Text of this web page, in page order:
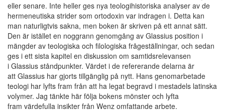
eller senare. Inte heller ges nya teologihistoriska analyser av de
hermeneutiska strider som ortodoxin var indragen i. Detta kan
man naturligtvis sakna, men boken är skriven på ett annat sätt.
Den är istället en noggrann genomgång av Glassius position i
mängder av teologiska och filologiska frågeställningar, och sedan
ges i ett sista kapitel en diskussion om samtidsrelevansen
i Glassius ståndpunkter. Värdet i de refererande delarna är
att Glassius har gjorts tillgänglig på nytt. Hans genomarbetade
teologi har lyfts fram från att ha legat begravd i mestadels latinska
volymer. Jag tänkte här följa bokens mönster och lyfta
fram värdefulla insikter från Wenz omfattande arbete.